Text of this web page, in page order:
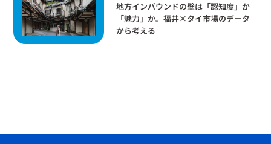
地方インバウンドの壁は「認知度」か
「魅力」か。福井×タイ市場のデータ
から考える